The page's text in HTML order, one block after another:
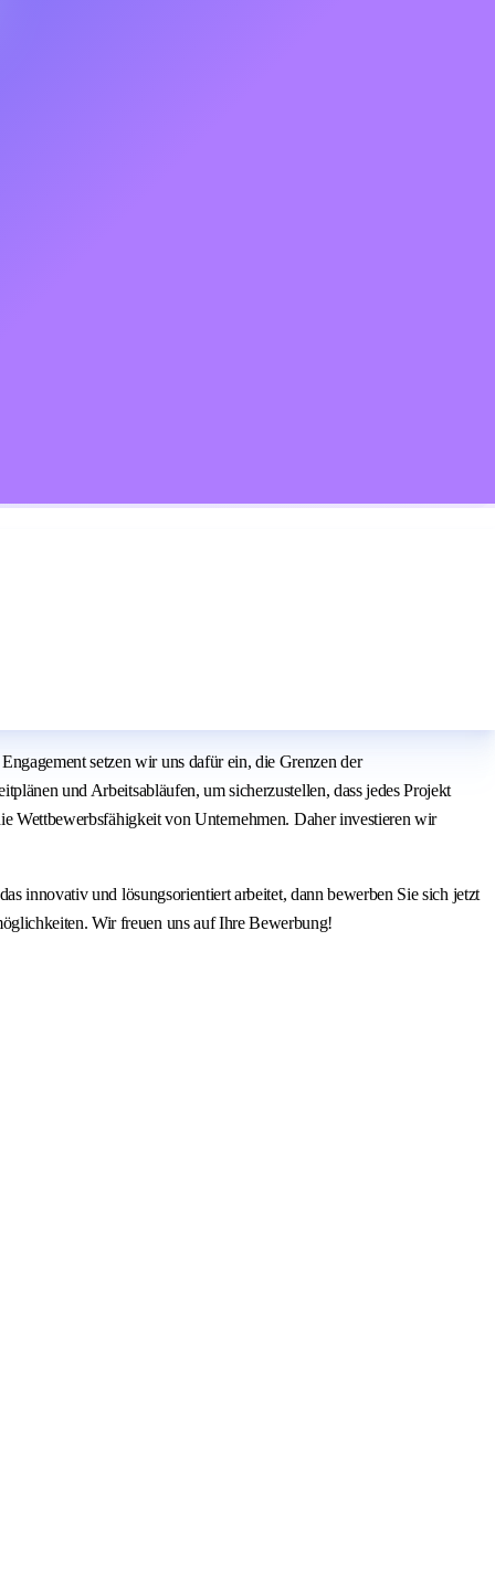
setzen wir uns dafür ein, die Grenzen der
und Arbeitsabläufen, um sicherzustellen, dass jedes Projekt
Wettbewerbsfähigkeit von Unternehmen. Daher investieren wir
innovativ und lösungsorientiert arbeitet, dann bewerben Sie sich jetzt
Wir freuen uns auf Ihre Bewerbung!